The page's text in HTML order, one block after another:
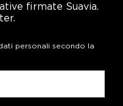
firmate Suavia.
personali secondo la